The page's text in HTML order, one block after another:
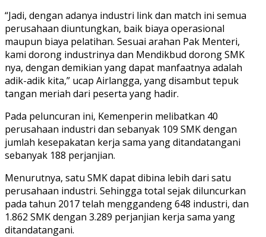
“Jadi, dengan adanya industri link dan match ini semua
perusahaan diuntungkan, baik biaya operasional
maupun biaya pelatihan. Sesuai arahan Pak Menteri,
kami dorong industrinya dan Mendikbud dorong SMK
nya, dengan demikian yang dapat manfaatnya adalah
adik-adik kita,” ucap Airlangga, yang disambut tepuk
tangan meriah dari peserta yang hadir.
Pada peluncuran ini, Kemenperin melibatkan 40
perusahaan industri dan sebanyak 109 SMK dengan
jumlah kesepakatan kerja sama yang ditandatangani
sebanyak 188 perjanjian.
Menurutnya, satu SMK dapat dibina lebih dari satu
perusahaan industri. Sehingga total sejak diluncurkan
pada tahun 2017 telah menggandeng 648 industri, dan
1.862 SMK dengan 3.289 perjanjian kerja sama yang
ditandatangani.